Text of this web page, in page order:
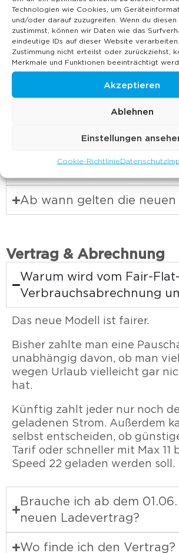
Technologien wie Cookies, um
und/oder darauf zuzugreifen. Wenn du diesen
zustimmst, können wir Daten wie das
eindeutige IDs auf dieser Website
Zustimmung nicht erteilst oder zurückziehst,
Merkmale und Funktionen beeinträchtigt
Akzeptieren
Ablehnen
Einstellungen
Cookie-RichtlinieDatenschutz
Der Solar-Tarif ist ideal, wenn
länger steht und Ihr nicht
Ladeleistung benötigt.
Preis ab 01.06.:
0,38 € netto / 0,45 € brutto pro
Was ist Speed 22?
Ab wann gelten die neuen
Vertrag & Abrechnung
Warum wird vom Fair-
Verbrauchsabrechnung
Das neue Modell ist fairer.
Bisher zahlte man eine
unabhängig davon, ob man
wegen Urlaub vielleicht gar
hat.
Künftig zahlt jeder nur noch
geladenen Strom. Außerdem
selbst entscheiden, ob
Tarif oder schneller mit Max 11
Speed 22 geladen werden soll.
Brauche ich ab dem
neuen Ladevertrag?
Wo finde ich den Vertrag?